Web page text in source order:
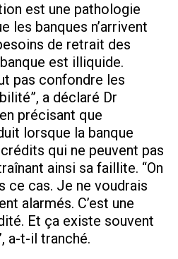
est une pathologie
les banques n’arrivent
de retrait des
est illiquide.
pas confondre les
a déclaré Dr
précisant que
lorsque la banque
qui ne peuvent pas
ainsi sa faillite. “On
ce cas. Je ne voudrais
alarmés. C’est une
Et ça existe souvent
a-t-il tranché.